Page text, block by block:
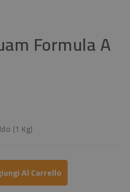
Formula A
(1 Kg)
Al Carrello